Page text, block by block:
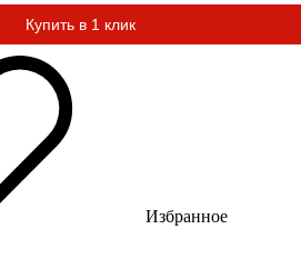
Купить в 1 клик
Избранное